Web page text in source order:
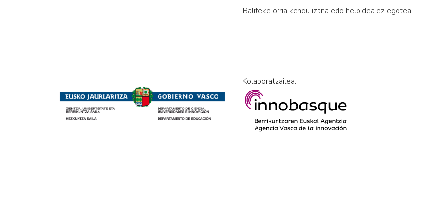
Baliteke orria kendu izana edo helbidea ez egotea.
Kolaboratzailea: